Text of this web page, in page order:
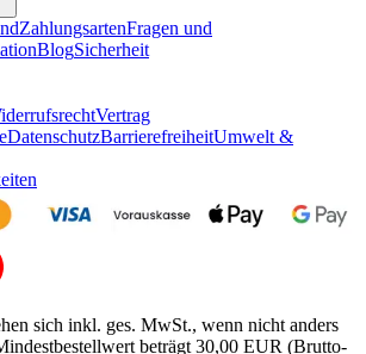
ZahlungsartenFragen und
BlogSicherheit
Vertrag
DatenschutzBarrierefreiheitUmwelt &
sich inkl. ges. MwSt., wenn nicht anders
beträgt 30,00 EUR (Brutto-